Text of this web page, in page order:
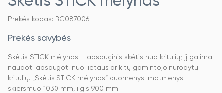
Prekės kodas: BC087006
Prekės savybės
Skėtis STICK mėlynas – apsauginis skėtis nuo kritulių; jį galima
naudoti apsaugoti nuo lietaus ar kitų gamintojo nurodytų
kritulių. „Skėtis STICK mėlynas“ duomenys: matmenys –
skiersmuo 1030 mm, ilgis 900 mm.